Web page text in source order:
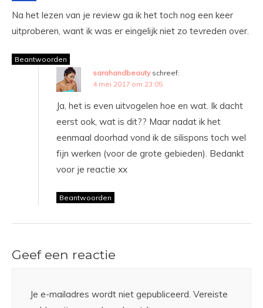
Na het lezen van je review ga ik het toch nog een keer
uitproberen, want ik was er eingelijk niet zo tevreden over.
Beantwoorden
sarahandbeauty schreef:
4 mei 2017 om 23:05
Ja, het is even uitvogelen hoe en wat. Ik dacht
eerst ook, wat is dit?? Maar nadat ik het
eenmaal doorhad vond ik de silispons toch wel
fijn werken (voor de grote gebieden). Bedankt
voor je reactie xx
Beantwoorden
Geef een reactie
Je e-mailadres wordt niet gepubliceerd. Vereiste